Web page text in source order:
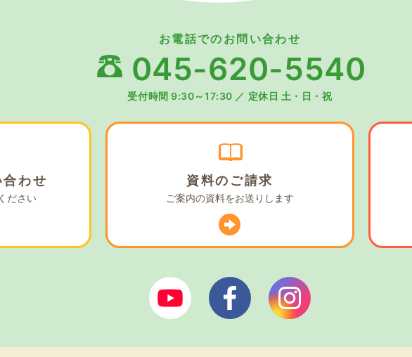
お電話でのお問い合わせ
045-620-5540
受付時間 9:30～17:30 ／ 定休日 土・日・祝
わせ
ださい
資料の ご請求
ご案内の資料をお送りします
ぼやあ樹Youtubeシェルパフェイスブック